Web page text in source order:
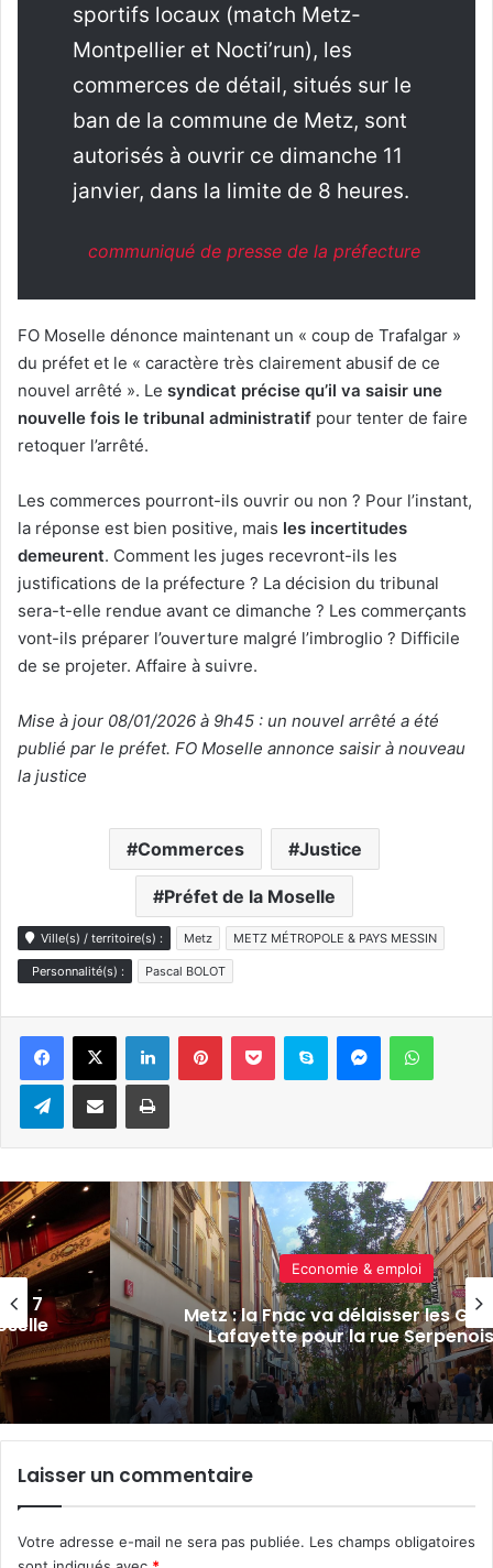
sportifs locaux (match Metz-
Montpellier et Nocti’run), les
commerces de détail, situés sur le
ban de la commune de Metz, sont
autorisés à ouvrir ce dimanche 11
janvier, dans la limite de 8 heures.
communiqué de presse de la préfecture
FO Moselle dénonce maintenant un « coup de Trafalgar »
du préfet et le « caractère très clairement abusif de ce
nouvel arrêté ». Le syndicat précise qu’il va saisir une
nouvelle fois le tribunal administratif pour tenter de faire
retoquer l’arrêté.
Les commerces pourront-ils ouvrir ou non ? Pour l’instant,
la réponse est bien positive, mais les incertitudes
demeurent. Comment les juges recevront-ils les
justifications de la préfecture ? La décision du tribunal
sera-t-elle rendue avant ce dimanche ? Les commerçants
vont-ils préparer l’ouverture malgré l’imbroglio ? Difficile
de se projeter. Affaire à suivre.
Mise à jour 08/01/2026 à 9h45 : un nouvel arrêté a été
publié par le préfet. FO Moselle annonce saisir à nouveau
la justice
Commerces Justice
Préfet de la Moselle
Ville(s) / territoire(s) : Metz METZ MÉTROPOLE & PAYS MESSIN
Personnalité(s) : Pascal BOLOT
LinkedinPinterestPocket Skype Messenger
TelegramPartager par e-mail Imprimer
Actualité locale & société
APM, soldes, baignades : 7 actus
semaine à Metz Métropole (26/
Laisser un commentaire
Votre adresse e-mail ne sera pas publiée. Les champs obligatoires